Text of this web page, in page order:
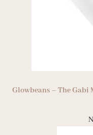
Glowbeans – The Gabi